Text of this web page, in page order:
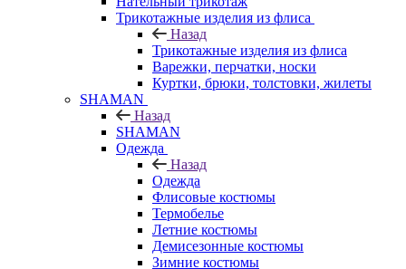
Трикотажные изделия из флиса
Назад
Трикотажные изделия из флиса
Варежки, перчатки, носки
Куртки, брюки, толстовки, жилеты
SHAMAN
Назад
SHAMAN
Одежда
Назад
Одежда
Флисовые костюмы
Термобелье
Летние костюмы
Демисезонные костюмы
Зимние костюмы